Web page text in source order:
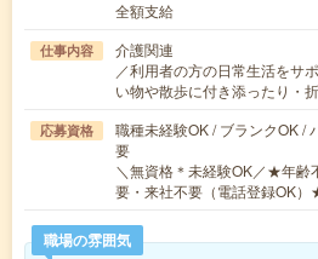
全額支給
仕事内容
介護関連
／利用者の方の日常生活を
い物や散歩に付き添ったり・
応募資格
職種未経験OK / ブランクOK /
要
＼無資格＊未経験OK／★年
要・来社不要（電話登録OK
職場の雰囲気